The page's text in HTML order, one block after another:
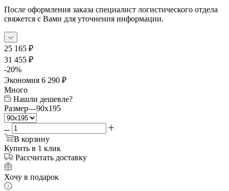
После оформления заказа специалист логистического отдела
свяжется с Вами для уточнения информации.
25 165 ₽
31 455 ₽
-20%
Экономия 6 290 ₽
Много
Нашли дешевле?
Размер—90x195
В корзину
Купить в 1 клик
Рассчитать доставку
Хочу в подарок